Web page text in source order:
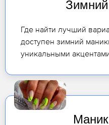
Где найти лучший
доступен зимний
уникальными